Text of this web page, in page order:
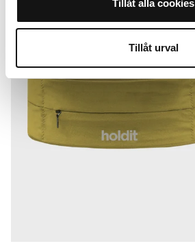
Tillåt alla cookies
Tillåt urval